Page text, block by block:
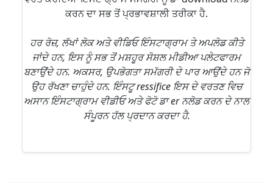
ਕਰਨ ਦਾ ਸਭ ਤੋਂ ਪ੍ਰਭਾਵਸ਼ਾਲੀ ਤਰੀਕਾ ਹੈ.
ਹਰ ਰੋਜ਼, ਲੱਖਾਂ ਲੋਕ ਅਤੇ ਵੀਡਿਓ ਇੰਸਟਾਗ੍ਰਾਮ ਤੇ ਅਪਲੋਡ ਕੀਤੇ
ਜਾਂਦੇ ਹਨ, ਇਸ ਨੂੰ ਸਭ ਤੋਂ ਮਸ਼ਹੂਰ ਸੋਸ਼ਲ ਮੀਡੀਆ ਪਲੇਟਫਾਰਮ
ਬਣਾਉਂਦੇ ਹਨ. ਅਕਸਰ, ਉਪਭੋਗਤਾ ਸਮੱਗਰੀ ਦੇ ਪਾਰ ਆਉਂਦੇ ਹਨ ਜੋ
ਉਹ ਰੱਖਣਾ ਚਾਹੁੰਦੇ ਹਨ. ਇੰਸਟੂ ressifice ਇਸ ਦੇ ਵਰਤਣ ਵਿਚ
ਅਸਾਨ ਇੰਸਟਾਗ੍ਰਾਮ ਵੀਡੀਓ ਅਤੇ ਫੋਟੋ ਡਾ er ਨਲੋਡ ਕਰਨ ਦੇ ਨਾਲ
ਸੰਪੂਰਨ ਹੱਲ ਪ੍ਰਦਾਨ ਕਰਦਾ ਹੈ.